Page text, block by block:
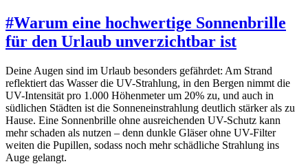
#Warum eine hochwertige Sonnenbrille
für den Urlaub unverzichtbar ist
Deine Augen sind im Urlaub besonders gefährdet: Am Strand
reflektiert das Wasser die UV-Strahlung, in den Bergen nimmt die
UV-Intensität pro 1.000 Höhenmeter um 20% zu, und auch in
südlichen Städten ist die Sonneneinstrahlung deutlich stärker als zu
Hause. Eine Sonnenbrille ohne ausreichenden UV-Schutz kann
mehr schaden als nutzen – denn dunkle Gläser ohne UV-Filter
weiten die Pupillen, sodass noch mehr schädliche Strahlung ins
Auge gelangt.